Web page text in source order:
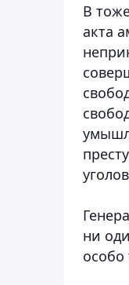
В
акта
ни
особо